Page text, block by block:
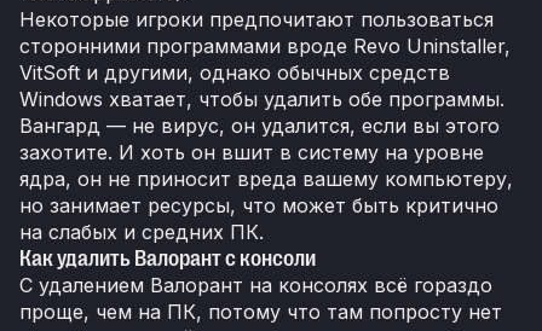
Некоторые игроки предпочитают пользоваться
сторонними программами вроде Revo Uninstaller,
VitSoft и другими, однако обычных средств
Windows хватает, чтобы удалить обе программы.
Вангард — не вирус, он удалится, если вы этого
захотите. И хоть он вшит в систему на уровне
ядра, он не приносит вреда вашему компьютеру,
но занимает ресурсы, что может быть критично
на слабых и средних ПК.
Как удалить Валорант с консоли
С удалением Валорант на консолях всё гораздо
проще, чем на ПК, потому что там попросту нет